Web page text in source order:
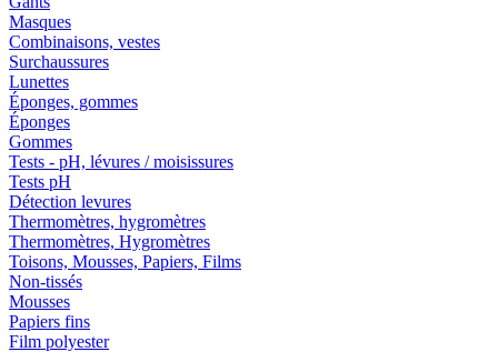
Masques
Combinaisons, vestes
Surchaussures
Lunettes
Éponges, gommes
Éponges
Gommes
Tests - pH, lévures / moisissures
Tests pH
Détection levures
Thermomètres, hygromètres
Thermomètres, Hygromètres
Toisons, Mousses, Papiers, Films
Non-tissés
Mousses
Papiers fins
Film polyester